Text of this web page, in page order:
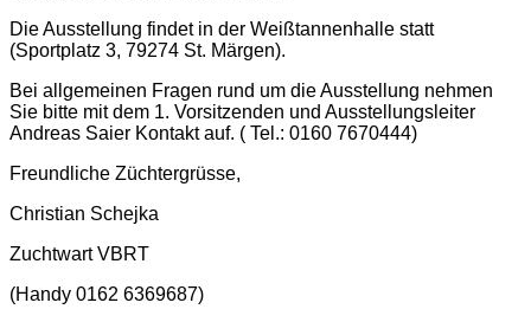
Die Ausstellung findet in der Weißtannenhalle statt
(Sportplatz 3, 79274 St. Märgen).
Bei allgemeinen Fragen rund um die Ausstellung nehmen
Sie bitte mit dem 1. Vorsitzenden und Ausstellungsleiter
Andreas Saier Kontakt auf. ( Tel.: 0160 7670444)
Freundliche Züchtergrüsse,
Christian Schejka
Zuchtwart VBRT
(Handy 0162 6369687)